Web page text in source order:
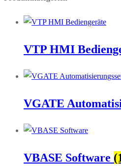
VTP HMI
VGATE
VBASE Software